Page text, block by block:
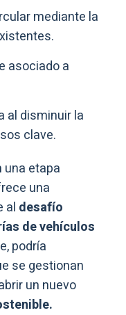
mediante la
asociado a
al disminuir la
clave.
una etapa
una
al desafío
de vehículos
podría
se gestionan
un nuevo